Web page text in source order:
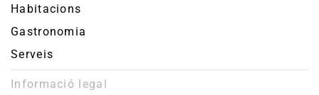
Habitacions
Gastronomia
Serveis
Informació legal